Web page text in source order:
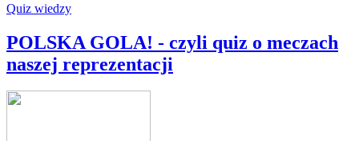
Quiz wiedzy
POLSKA GOLA! - czyli quiz o meczach
naszej reprezentacji